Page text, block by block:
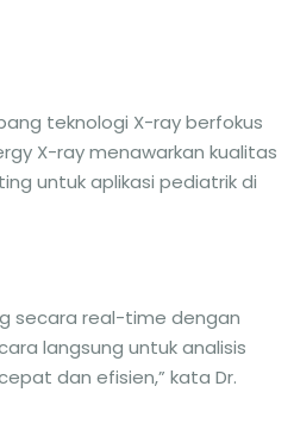
teknologi X-ray berfokus
X-ray menawarkan kualitas
untuk aplikasi pediatrik di
secara real-time dengan
langsung untuk analisis
dan efisien,” kata Dr.